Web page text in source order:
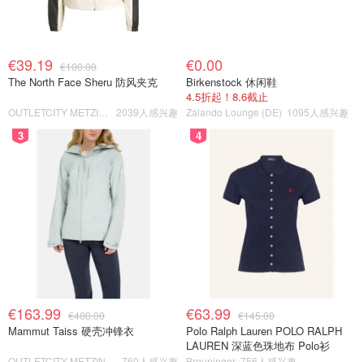
€39.19 €100.00
The North Face Sheru 防风夹克
2039人感兴趣
€0.00
Birkenstock 休闲鞋
4.5折起！8.6截止
Zalando Lounge (DE) 1095人感兴趣
3
€163.99 €400.00
Mammut Taiss 硬壳冲锋衣
4
€63.99 €145.00
Polo Ralph Lauren POLO RALPH
LAUREN 深蓝色珠地布 Polo衫